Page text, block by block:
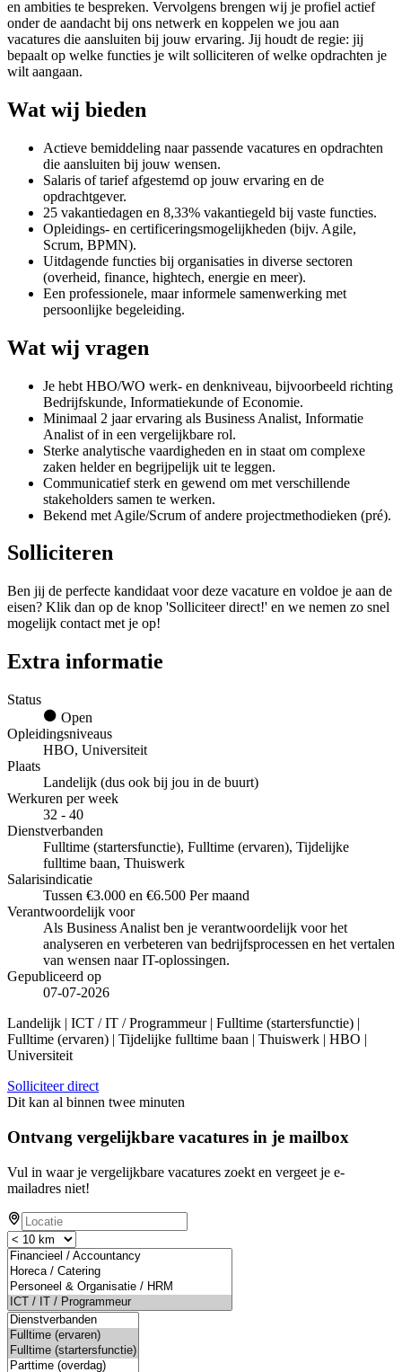
en ambities te bespreken. Vervolgens brengen wij je profiel actief
onder de aandacht bij ons netwerk en koppelen we jou aan
vacatures die aansluiten bij jouw ervaring. Jij houdt de regie: jij
bepaalt op welke functies je wilt solliciteren of welke opdrachten je
wilt aangaan.
Wat wij bieden
Actieve bemiddeling naar passende vacatures en opdrachten
die aansluiten bij jouw wensen.
Salaris of tarief afgestemd op jouw ervaring en de
opdrachtgever.
25 vakantiedagen en 8,33% vakantiegeld bij vaste functies.
Opleidings- en certificeringsmogelijkheden (bijv. Agile,
Scrum, BPMN).
Uitdagende functies bij organisaties in diverse sectoren
(overheid, finance, hightech, energie en meer).
Een professionele, maar informele samenwerking met
persoonlijke begeleiding.
Wat wij vragen
Je hebt HBO/WO werk- en denkniveau, bijvoorbeeld richting
Bedrijfskunde, Informatiekunde of Economie.
Minimaal 2 jaar ervaring als Business Analist, Informatie
Analist of in een vergelijkbare rol.
Sterke analytische vaardigheden en in staat om complexe
zaken helder en begrijpelijk uit te leggen.
Communicatief sterk en gewend om met verschillende
stakeholders samen te werken.
Bekend met Agile/Scrum of andere projectmethodieken (pré).
Solliciteren
Ben jij de perfecte kandidaat voor deze vacature en voldoe je aan de
eisen? Klik dan op de knop 'Solliciteer direct!' en we nemen zo snel
mogelijk contact met je op!
Extra informatie
Status
Open
Opleidingsniveaus
HBO, Universiteit
Plaats
Landelijk (dus ook bij jou in de buurt)
Werkuren per week
32 - 40
Dienstverbanden
Fulltime (startersfunctie), Fulltime (ervaren), Tijdelijke
fulltime baan, Thuiswerk
Salarisindicatie
Tussen €3.000 en €6.500 Per maand
Verantwoordelijk voor
Als Business Analist ben je verantwoordelijk voor het
analyseren en verbeteren van bedrijfsprocessen en het vertalen
van wensen naar IT-oplossingen.
Gepubliceerd op
07-07-2026
Landelijk | ICT / IT / Programmeur | Fulltime (startersfunctie) |
Fulltime (ervaren) | Tijdelijke fulltime baan | Thuiswerk | HBO |
Universiteit
Solliciteer direct
Dit kan al binnen twee minuten
Ontvang vergelijkbare vacatures in je mailbox
Vul in waar je vergelijkbare vacatures zoekt en vergeet je e-
mailadres niet!